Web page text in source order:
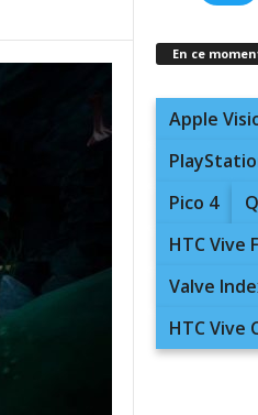
En ce
Apple
Pico 4
HTC Vive
Valve
HTC Vive